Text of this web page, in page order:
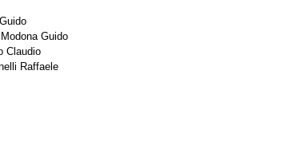
Guido
Claudio
Raffaele